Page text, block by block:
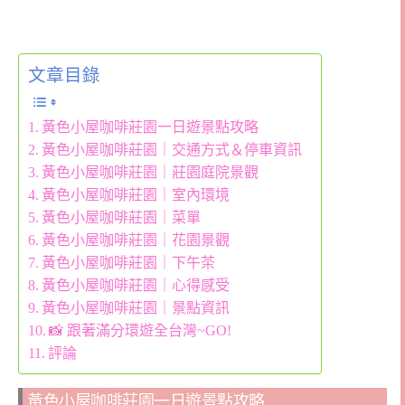
文章目錄
黃色小屋咖啡莊園一日遊景點攻略
黃色小屋咖啡莊園｜交通方式＆停車資訊
黃色小屋咖啡莊園｜莊園庭院景觀
黃色小屋咖啡莊園｜室內環境
黃色小屋咖啡莊園｜菜單
黃色小屋咖啡莊園｜花園景觀
黃色小屋咖啡莊園｜下午茶
黃色小屋咖啡莊園｜心得感受
黃色小屋咖啡莊園｜景點資訊
📸 跟著滿分環遊全台灣~GO!
評論